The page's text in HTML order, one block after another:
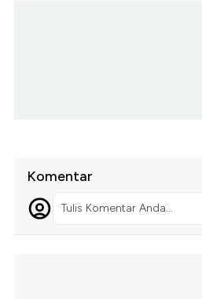
Komentar
Tulis Komentar Anda...